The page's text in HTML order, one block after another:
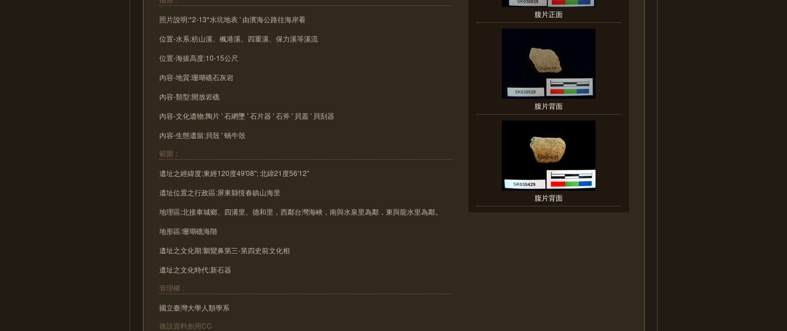
照片說明:*2-13*水坑地表 ' 由濱海公路往海岸看
位置-水系:枋山溪、楓港溪、四重溪、保力溪等溪流
位置-海拔高度:10-15公尺
內容-地質:珊瑚礁石灰岩
內容-類型:開放岩礁
內容-文化遺物:陶片 ' 石網墜 ' 石片器 ' 石斧 ' 貝蓋 ' 貝刮器
內容-生態遺留:貝殼 ' 蝸牛殼
範圍：
遺址之經緯度:東經120度49'08''; 北緯21度56'12''
遺址位置之行政區:屏東縣恆春鎮山海里
地理區:北接車城鄉、四溝里、德和里，西鄰台灣海峽，南與水泉里為鄰，東與龍水里為鄰。
地形區:珊瑚礁海階
遺址之文化期:鵝鸞鼻第三-第四史前文化相
遺址之文化時代:新石器
管理權：
國立臺灣大學人類學系
後設資料創用CC
腹片正面
腹片背面
腹片背面